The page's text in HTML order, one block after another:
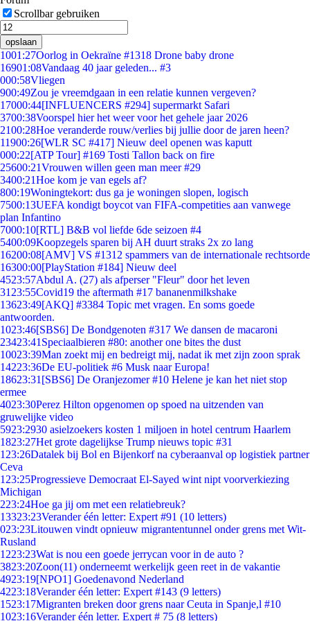
Scrollbar gebruiken
opslaan
1001:27Oorlog in Oekraïne #1318 Drone baby drone
16901:08Vandaag 40 jaar geleden... #3
000:58Vliegen
900:49Zou je vreemdgaan in een relatie kunnen vergeven?
17000:44[INFLUENCERS #294] supermarkt Safari
3700:38Voorspel hier het weer voor het gehele jaar 2026
2100:28Hoe veranderde rouw/verlies bij jullie door de jaren heen?
11900:26[WLR SC #417] Nieuw deel openen was kaputt
000:22[ATP Tour] #169 Tosti Tallon back on fire
25600:21Vrouwen willen geen man meer #29
3400:21Hoe kom je van egels af?
800:19Woningtekort: dus ga je woningen slopen, logisch
7500:13UEFA kondigt boycot van FIFA-competities aan vanwege
plan Infantino
7000:10[RTL] B&B vol liefde 6de seizoen #4
5400:09Koopzegels sparen bij AH duurt straks 2x zo lang
16200:08[AMV] VS #1312 spammers van de internationale rechtsorde
16300:00[PlayStation #184] Nieuw deel
4523:57Abdul A. (27) als afperser "Fleur" door het leven
31 23:55Covid19 the aftermath #17 bananenmilkshake
13623:49[AKQ] #3384 Topic met vragen. En soms goede
antwoorden.
1023:46[SBS6] De Bondgenoten #317 We dansen de macaroni
23423:41 Speciaalbieren #80: another one bites the dust
10023:39Man zoekt mij en bedreigt mij, nadat ik met zijn zoon sprak
14223:36De EU-politiek #6 Musk naar Europa!
18623:31 [SBS6] De Oranjezomer #10 Helene je kan het niet stop
ermee
4023:30Perez Hilton opgenomen op spoed na uitzenden van
gruwelijke video
5923:2930 asielzoekers kosten 1 miljoen in hotel centrum Haarlem
1823:27Het grote dagelijkse Trump nieuws topic #31
1 23:26Datalek bij Bol en Bijenkorf na cyberaanval op logistiek partner
Ceva
1 23:25Progressieve Democraat El-Sayed wint nipt voorverkiezing
Michigan
223:24Hoe ga jij om met een relatiebreuk?
13323:23Verander één letter: Expert #91 (10 letters)
023:23Litouwen vindt opnieuw migrantentunnel onder grens met Wit-
Rusland
1223:23Wat is nou een goede jerrycan voor in de auto ?
3823:20Zoon(11) onderneemt werkelijk geen reet in de vakantie
4923:19[NPO1] Goedenavond Nederland
4223:18Verander één letter: Expert #143 (9 letters)
1523:17Migranten breken door grens naar Ceuta in Spanje,l #10
1023:16Verander één letter. Expert # 75 (8 letters)